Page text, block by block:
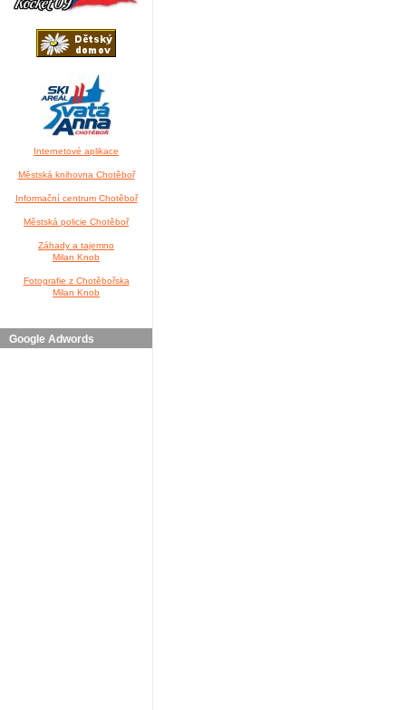
Internetové aplikace
Městská knihovna Chotěboř
Informační centrum Chotěboř
Městská policie Chotěboř
Záhady a tajemno
Milan Knob
Fotografie z Chotěbořska
Milan Knob
Google Adwords